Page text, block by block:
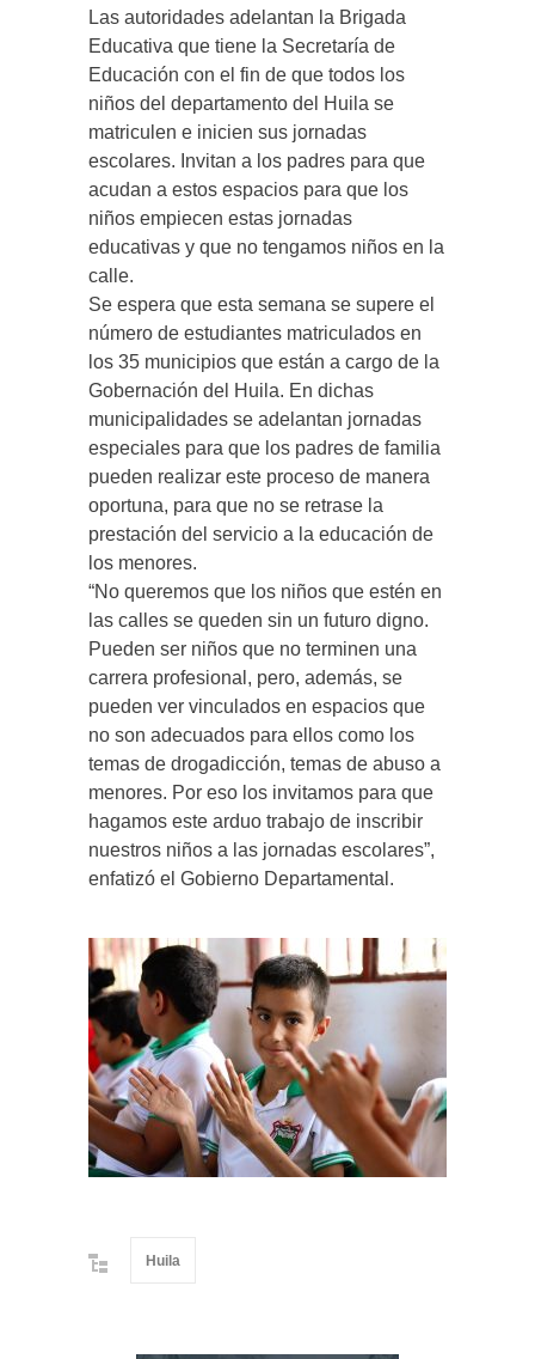
Las autoridades adelantan la Brigada
Educativa que tiene la Secretaría de
Educación con el fin de que todos los
niños del departamento del Huila se
matriculen e inicien sus jornadas
escolares. Invitan a los padres para que
acudan a estos espacios para que los
niños empiecen estas jornadas
educativas y que no tengamos niños en la
calle.
Se espera que esta semana se supere el
número de estudiantes matriculados en
los 35 municipios que están a cargo de la
Gobernación del Huila. En dichas
municipalidades se adelantan jornadas
especiales para que los padres de familia
pueden realizar este proceso de manera
oportuna, para que no se retrase la
prestación del servicio a la educación de
los menores.
“No queremos que los niños que estén en
las calles se queden sin un futuro digno.
Pueden ser niños que no terminen una
carrera profesional, pero, además, se
pueden ver vinculados en espacios que
no son adecuados para ellos como los
temas de drogadicción, temas de abuso a
menores. Por eso los invitamos para que
hagamos este arduo trabajo de inscribir
nuestros niños a las jornadas escolares”,
enfatizó el Gobierno Departamental.
Huila